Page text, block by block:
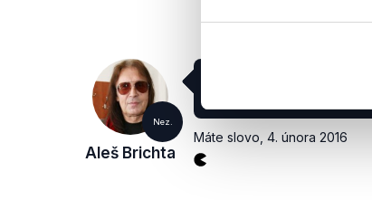
Nez.
Aleš Brichta
Máte slovo 4. února 2016